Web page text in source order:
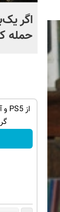
اگر
حمله
گردونه شانس بدون پوچ با 1000دلار جایزه